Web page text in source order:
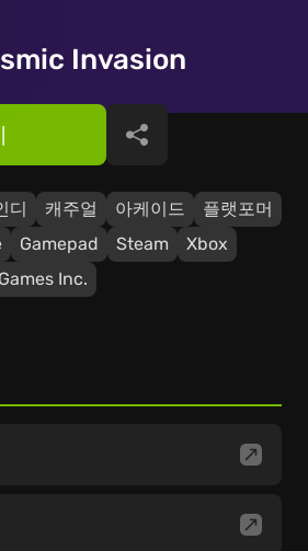
Invasion
디 캐주얼 아케이드
플랫포머
Gamepad Steam
Xbox
Inc.
공유